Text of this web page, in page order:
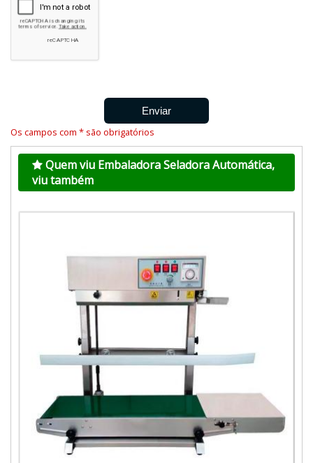
Os campos com * são obrigatórios
Quem viu Embaladora Seladora Automática,
viu também